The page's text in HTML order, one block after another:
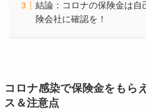
結論：コロナの保険金は自
険会社に確認を！
コロナ感染で保険金をもら
ス＆注意点